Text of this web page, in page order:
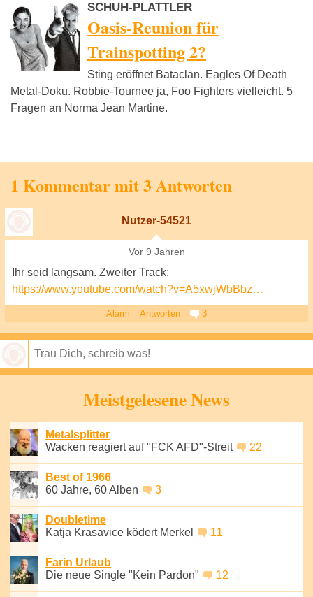
SCHUH-PLATTLER
Oasis-Reunion für
Trainspotting 2?
Sting eröffnet Bataclan. Eagles Of Death
Metal-Doku. Robbie-Tournee ja, Foo Fighters vielleicht. 5
Fragen an Norma Jean Martine.
1 Kommentar mit 3 Antworten
Nutzer-54521
Vor 9 Jahren
Ihr seid langsam. Zweiter Track:
https://www.youtube.com/watch?v=A5xwjWbBbz…
Alarm Antworten 3
Meistgelesene News
Metalsplitter
Wacken reagiert auf "FCK AFD"-Streit
22
Best of 1966
60 Jahre, 60 Alben
3
Doubletime
Katja Krasavice ködert Merkel
11
Farin Urlaub
Die neue Single "Kein Pardon"
12